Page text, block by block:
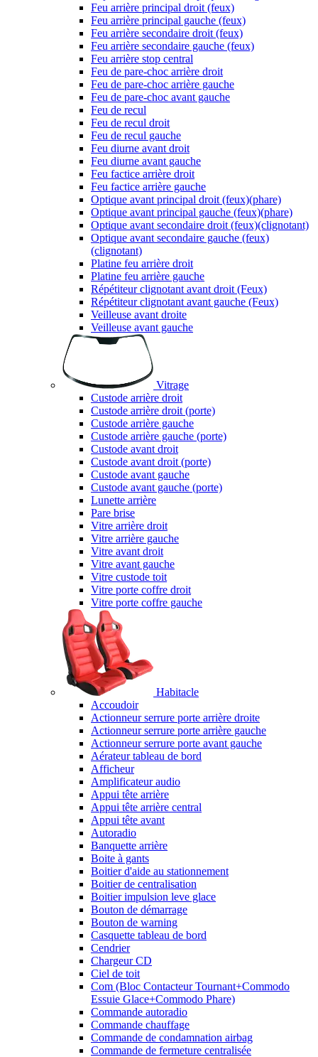
Feu arrière principal droit (feux)
Feu arrière principal gauche (feux)
Feu arrière secondaire droit (feux)
Feu arrière secondaire gauche (feux)
Feu arrière stop central
Feu de pare-choc arrière droit
Feu de pare-choc arrière gauche
Feu de pare-choc avant gauche
Feu de recul
Feu de recul droit
Feu de recul gauche
Feu diurne avant droit
Feu diurne avant gauche
Feu factice arrière droit
Feu factice arrière gauche
Optique avant principal droit (feux)(phare)
Optique avant principal gauche (feux)(phare)
Optique avant secondaire droit (feux)(clignotant)
Optique avant secondaire gauche (feux)
(clignotant)
Platine feu arrière droit
Platine feu arrière gauche
Répétiteur clignotant avant droit (Feux)
Répétiteur clignotant avant gauche (Feux)
Veilleuse avant droite
Veilleuse avant gauche
Vitrage
Custode arrière droit
Custode arrière droit (porte)
Custode arrière gauche
Custode arrière gauche (porte)
Custode avant droit
Custode avant droit (porte)
Custode avant gauche
Custode avant gauche (porte)
Lunette arrière
Pare brise
Vitre arrière droit
Vitre arrière gauche
Vitre avant droit
Vitre avant gauche
Vitre custode toit
Vitre porte coffre droit
Vitre porte coffre gauche
Habitacle
Accoudoir
Actionneur serrure porte arrière droite
Actionneur serrure porte arrière gauche
Actionneur serrure porte avant gauche
Aérateur tableau de bord
Afficheur
Amplificateur audio
Appui tête arrière
Appui tête arrière central
Appui tête avant
Autoradio
Banquette arrière
Boite à gants
Boitier d'aide au stationnement
Boitier de centralisation
Boitier impulsion leve glace
Bouton de démarrage
Bouton de warning
Casquette tableau de bord
Cendrier
Chargeur CD
Ciel de toit
Com (Bloc Contacteur Tournant+Commodo
Essuie Glace+Commodo Phare)
Commande autoradio
Commande chauffage
Commande de condamnation airbag
Commande de fermeture centralisée